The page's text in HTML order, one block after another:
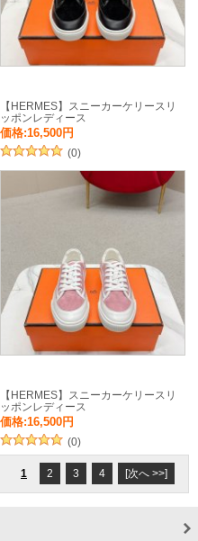
【HERMES】スニーカーケリースリ
ッポンレディース
価格:16,500円
(0)
【HERMES】スニーカーケリースリ
ッポンレディース
価格:16,500円
(0)
1 2 3 4 [次へ >>]